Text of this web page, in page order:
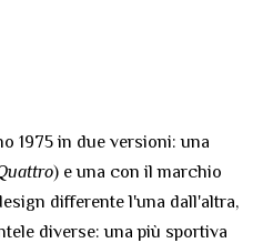
1975in due versioni: una
) e una con il marchio
differente l'una dall'altra,
diverse: una più sportiva